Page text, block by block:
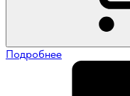
Подробнее